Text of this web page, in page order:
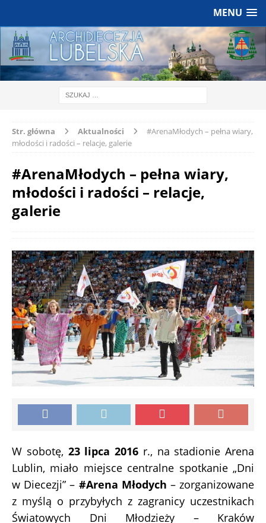
MENU
Str. główna Aktualności
#ArenaMłodych – pełna wiary,
młodości i radości – relacje, galerie
#ArenaMłodych – pełna wiary,
młodości i radości – relacje,
galerie
W sobotę, 23 lipca 2016 r., na stadionie Arena
Lublin, miało miejsce centralne spotkanie „Dni
w Diecezji” – #Arena Młodych – zorganizowane
z myślą o przybyłych z zagranicy uczestnikach
Światowych Dni Młodzieży – Kraków